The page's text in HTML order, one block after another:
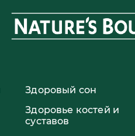
Здоровый сон
Здоровье костей и
суставов